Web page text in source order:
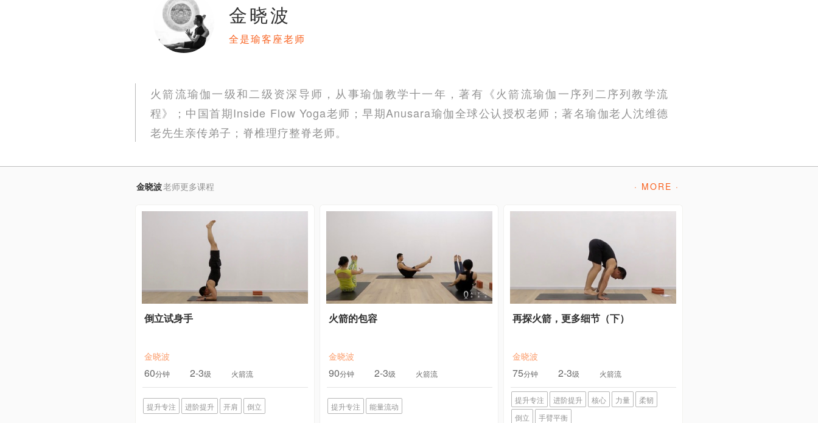
金晓波
全是瑜客座老师
火箭流瑜伽一级和二级资深导师，从事瑜伽教学十一年，著有《火箭流瑜伽一序列二序列教学流
程》；中国首期Inside Flow Yoga老师；早期Anusara瑜伽全球公认授权老师；著名瑜伽老人沈维德
老先生亲传弟子；脊椎理疗整脊老师。
金晓波老师更多课程 · MORE ·
倒立试身手
金晓波
60分钟 2-3级 火箭流
提升专注 进阶提升 开肩 倒立
火箭的包容
金晓波
90分钟 2-3级 火箭流
提升专注 能量流动
再探火箭，更多细节（下）
金晓波
75分钟 2-3级 火箭流
提升专注 进阶提升 核心 力量
柔韧
倒立
手臂平衡